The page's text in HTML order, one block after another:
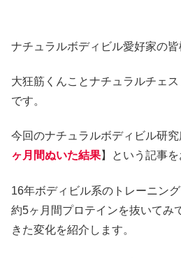
ナチュラルボディビル愛好家の皆
大狂筋くんことナチュラルチェ
です。
今回のナチュラルボディビル研究
ヶ月間ぬいた結果】という記事を
16年ボディビル系のトレーニン
約5ヶ月間プロテインを抜いてみ
きた変化を紹介します。